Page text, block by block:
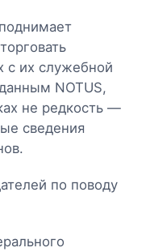
с их служебной
NOTUS,
не редкость —
сведения
по поводу